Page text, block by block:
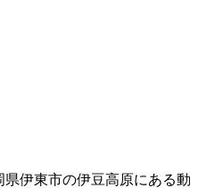
伊東市の伊豆高原にある動